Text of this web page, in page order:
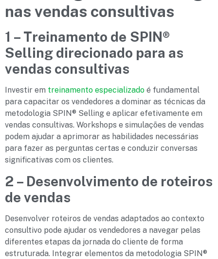
nas vendas consultivas
1 – Treinamento de SPIN®
Selling direcionado para as
vendas consultivas
Investir em treinamento especializado é fundamental
para capacitar os vendedores a dominar as técnicas da
metodologia SPIN® Selling e aplicar efetivamente em
vendas consultivas. Workshops e simulações de vendas
podem ajudar a aprimorar as habilidades necessárias
para fazer as perguntas certas e conduzir conversas
significativas com os clientes.
2 – Desenvolvimento de roteiros
de vendas
Desenvolver roteiros de vendas adaptados ao contexto
consultivo pode ajudar os vendedores a navegar pelas
diferentes etapas da jornada do cliente de forma
estruturada. Integrar elementos da metodologia SPIN®